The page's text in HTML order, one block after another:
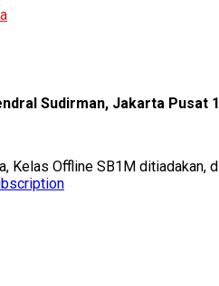
Sudirman, Jakarta Pusat
Kelas Offline SB1M ditiadakan,